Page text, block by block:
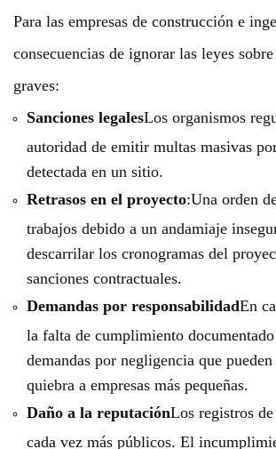
Para las empresas de construcción e
consecuencias de ignorar las leyes
graves:
Sanciones legalesLos organismos
autoridad de emitir multas masivas
detectada en un sitio.
Retrasos en el proyecto:Una orden
trabajos debido a un andamiaje
descarrilar los cronogramas del
sanciones contractuales.
Demandas por responsabilidadEn
la falta de cumplimiento
demandas por negligencia que
quiebra a empresas más pequeñas.
Daño a la reputaciónLos registros
cada vez más públicos. El